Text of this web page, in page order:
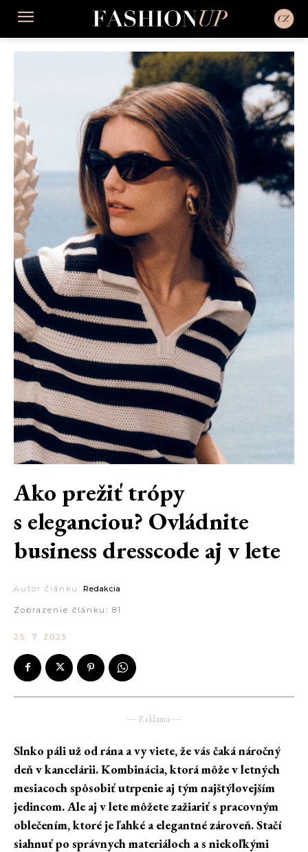
Ako prežiť trópy
s eleganciou? Ovládnite
business dresscode aj v lete
Autor článku: Redakcia
Zobrazenie článku: 81
25. 7. 2025
― Reklama ―
Slnko páli už od rána a vy viete, že vás čaká náročný
deň v kancelárii. Kombinácia, ktorá môže v letných
mesiacoch spôsobiť utrpenie aj tým najštýlovejším
jedincom. Ale aj v lete môžete zažiariť s pracovným
oblečením, ktoré je ľahké a elegantné zároveň. Stačí
siahnuť po správnych materiáloch a s niekoľkými